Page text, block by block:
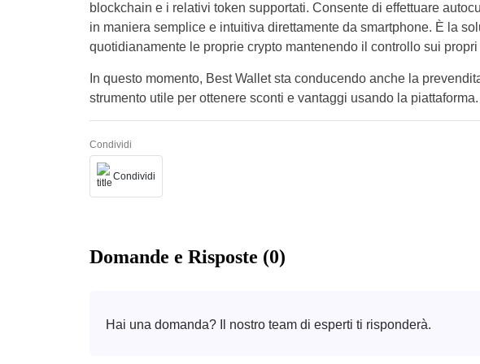
blockchain e i relativi token supportati. Consente di effettuare
in maniera semplice e intuitiva direttamente da smartphone. È la
quotidianamente le proprie crypto mantenendo il controllo sui propri
In questo momento, Best Wallet sta conducendo anche la
strumento utile per ottenere sconti e vantaggi usando la piattaforma.
Condividi
Condividi
Domande e Risposte (0)
Hai una domanda? Il nostro team di esperti ti risponderà.